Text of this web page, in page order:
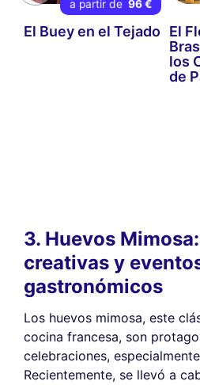
a partir de 96 €
El Buey en el Tejado
El
los
de
3. Huevos
creativas y
gastronómicos
Los huevos mimosa, este
cocina francesa, son
celebraciones,
Recientemente, se llevó a